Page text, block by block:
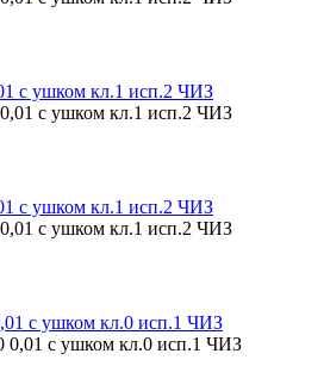
с ушком кл.1 исп.2 ЧИЗ
с ушком кл.1 исп.2 ЧИЗ
с ушком кл.0 исп.1 ЧИЗ